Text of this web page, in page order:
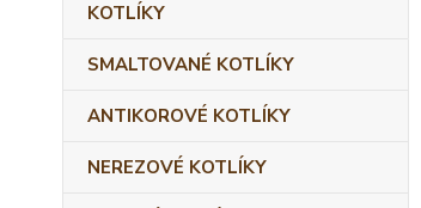
KOTLÍKY
SMALTOVANÉ KOTLÍKY
ANTIKOROVÉ KOTLÍKY
NEREZOVÉ KOTLÍKY